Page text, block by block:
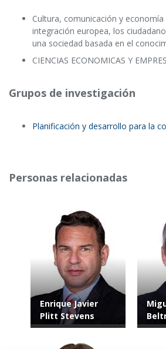
Cultura, comunicación y
integración europea, los
una sociedad basada en el
CIENCIAS ECONOMICAS Y
Grupos de investigación
Planificación y desarrollo para la
Personas relacionadas
Enrique Javier
Plitt Stevens